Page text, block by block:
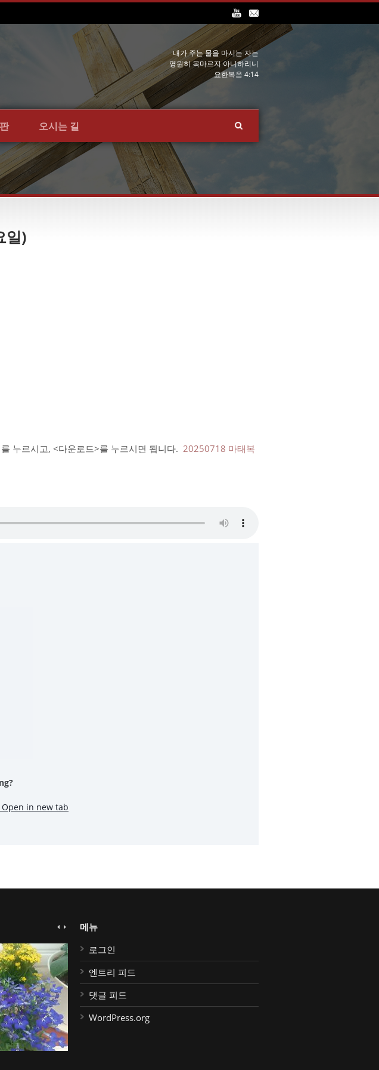
내가 주는 물을 마시는 자는
영원히 목마르지 아니하리니
요한복음 4:14
오시는 길
일)
누르시고, <다운로드>를 누르시면 됩니다. 20250718 마태복
Open in new tab
메뉴
로그인
엔트리 피드
댓글 피드
WordPress.org